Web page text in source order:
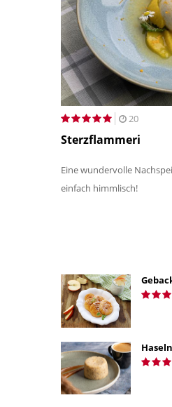
20
Sterzflammeri
Eine wundervolle
einfach himmlisch!